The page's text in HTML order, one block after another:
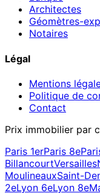
Architectes
Géomètres-
Notaires
Légal
Mentions
Politique de
Contact
Prix immobilier par
Paris 1erParis 8e
BillancourtVersailles
MoulineauxSaint-
2eLyon 6eLyon 8e